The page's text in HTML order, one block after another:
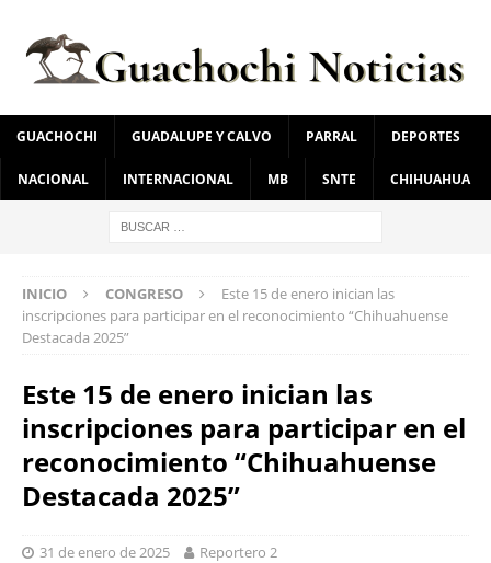
GUACHOCHI GUADALUPE Y CALVO PARRAL DEPORTES
NACIONAL INTERNACIONAL MB SNTE CHIHUAHUA
INICIO CONGRESO
Este 15 de enero inician las
inscripciones para participar en el reconocimiento “Chihuahuense
Destacada 2025”
Este 15 de enero inician las
inscripciones para participar en el
reconocimiento “Chihuahuense
Destacada 2025”
31 de enero de 2025 Reportero 2